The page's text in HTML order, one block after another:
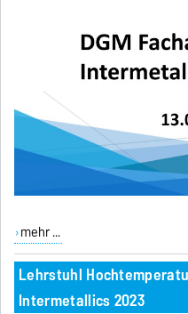
mehr ...
Lehrstuhl
Intermetallics 2023